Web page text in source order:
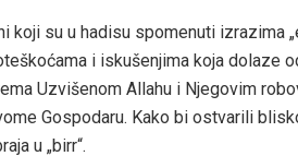
koji su u hadisu spomenuti izrazima
i iskušenjima koja dolaze
Uzvišenom Allahu i Njegovim
Gospodaru. Kako bi ostvarili
u „birr“.